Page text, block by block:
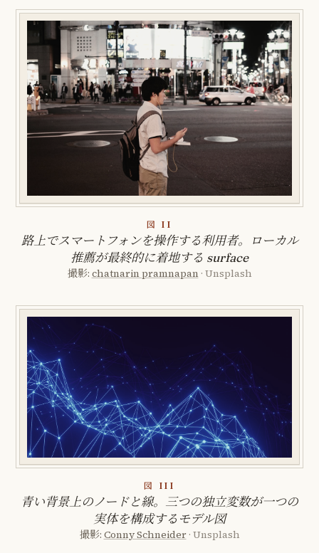
図 II
路上でスマートフォンを操作する利用者。ローカル
推薦が最終的に着地する surface
撮影: chatnarin pramnapan · Unsplash
図 III
青い背景上のノードと線。三つの独立変数が一つの
実体を構成するモデル図
撮影: Conny Schneider · Unsplash